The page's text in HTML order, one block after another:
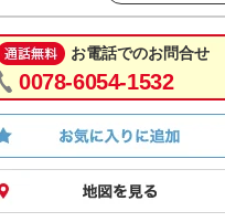
お電話でのお問合せ
0078-6054-1532